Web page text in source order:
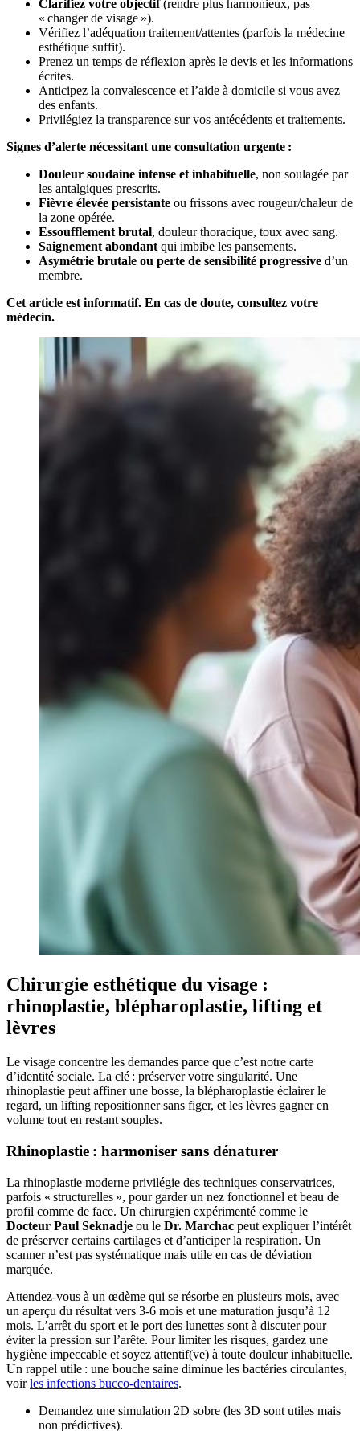
Clarifiez votre objectif(rendre plus harmonieux, pas
« changer de visage »).
Vérifiez l’adéquation traitement/attentes (parfois la médecine
esthétique suffit).
Prenez un temps de réflexion après le devis et les informations
écrites.
Anticipez la convalescence et l’aide à domicile si vous avez
des enfants.
Privilégiez la transparence sur vos antécédents et traitements.
Signes d’alerte nécessitant une consultation urgente :
Douleur soudaine intense et inhabituelle, non soulagée par
les antalgiques prescrits.
Fièvre élevée persistante ou frissons avec rougeur/chaleur de
la zone opérée.
Essoufflement brutal, douleur thoracique, toux avec sang.
Saignement abondant qui imbibe les pansements.
Asymétrie brutale ou perte de sensibilité progressive d’un
membre.
Cet article est informatif. En cas de doute, consultez votre
médecin.
Chirurgie esthétique du visage :
rhinoplastie, blépharoplastie, lifting et
lèvres
Le visage concentre les demandes parce que c’est notre carte
d’identité sociale. La clé : préserver votre singularité. Une
rhinoplastie peut affiner une bosse, la blépharoplastie éclairer le
regard, un lifting repositionner sans figer, et les lèvres gagner en
volume tout en restant souples.
Rhinoplastie : harmoniser sans dénaturer
La rhinoplastie moderne privilégie des techniques conservatrices,
parfois « structurelles », pour garder un nez fonctionnel et beau de
profil comme de face. Un chirurgien expérimenté comme le
Docteur Paul Seknadje ou le Dr. Marchac peut expliquer l’intérêt
de préserver certains cartilages et d’anticiper la respiration. Un
scanner n’est pas systématique mais utile en cas de déviation
marquée.
Attendez-vous à un œdème qui se résorbe en plusieurs mois, avec
un aperçu du résultat vers 3-6 mois et une maturation jusqu’à 12
mois. L’arrêt du sport et le port des lunettes sont à discuter pour
éviter la pression sur l’arête. Pour limiter les risques, gardez une
hygiène impeccable et soyez attentif(ve) à toute douleur inhabituelle.
Un rappel utile : une bouche saine diminue les bactéries circulantes,
voirles infections bucco-dentaires.
Demandez une simulation 2D sobre (les 3D sont utiles mais
non prédictives).